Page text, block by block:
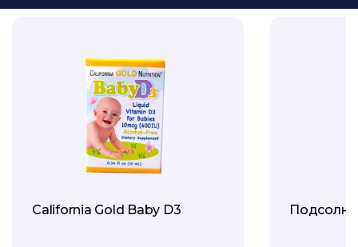
California Gold Baby D3